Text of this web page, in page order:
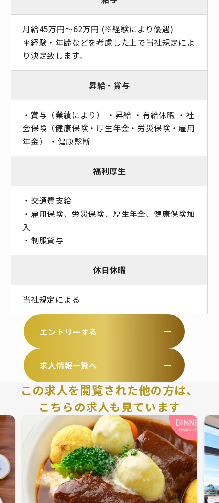
月給45万円～62万円 (※経験により優遇)
＊経験・年齢などを考慮した上で当社規定によ
り決定致します。
昇給・賞与
・賞与（業績により） ・昇給 ・有給休暇 ・社
会保険（健康保険・厚生年金・労災保険・雇用
年金） ・健康診断
福利厚生
・交通費支給
・雇用保険、労災保険、厚生年金、健康保険加
入
・制服貸与
休日休暇
当社規定による
エントリーする
求人情報一覧へ
この求人を閲覧された他の方は、
こちらの求人も見ています